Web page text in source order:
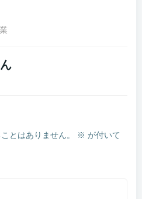
とはありません。 ※ が付いて